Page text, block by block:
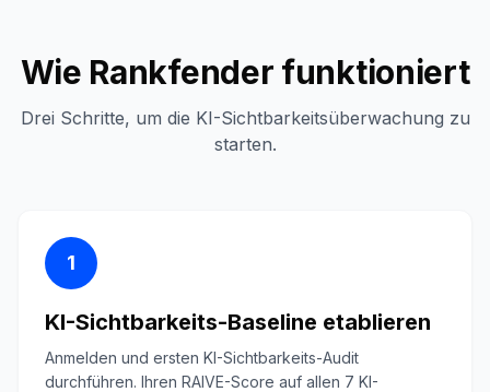
Wie Rankfender funktioniert
Drei Schritte, um die KI-Sichtbarkeitsüberwachung zu
starten.
1
KI-Sichtbarkeits-Baseline etablieren
Anmelden und ersten KI-Sichtbarkeits-Audit
durchführen. Ihren RAIVE-Score auf allen 7 KI-